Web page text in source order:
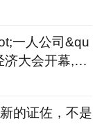
一人公司&qu
大会开幕,征
的证佐，不是